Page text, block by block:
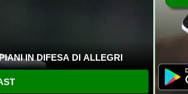
IN DIFESA DI ALLEGRI